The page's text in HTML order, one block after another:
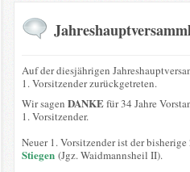
Auf der diesjährigen
1. Vorsitzender zurückgetreten.
Wir sagen DANKEfür 34 Jahre
1. Vorsitzender.
Neuer 1. Vorsitzender ist der bisherige
Stiegen (Jgz. Waidmannsheil II).